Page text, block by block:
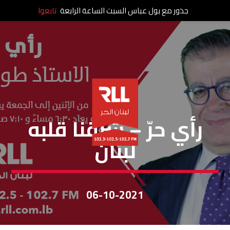
رأي حر
رأي حرّ – شرقنا قلبه
لبنان
06-10-2021
جذور مع بول عباس السبت الساعة الرابعة تابعوا